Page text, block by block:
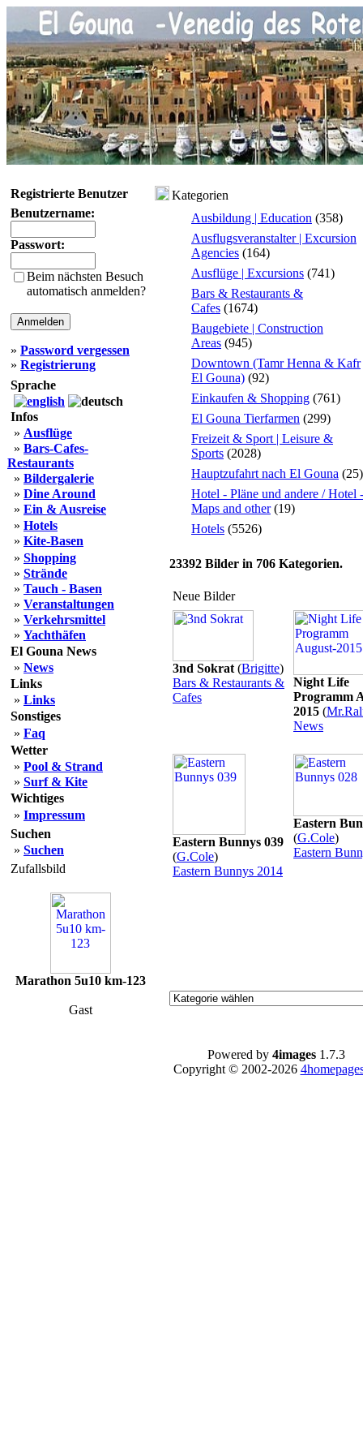
Registrierte Benutzer
Benutzername:
Passwort:
Beim nächsten Besuch
automatisch anmelden?
» Password vergessen
» Registrierung
Sprache
Infos
» Ausflüge
» Bars-Cafes-
Restaurants
» Bildergalerie
» Dine Around
» Ein & Ausreise
» Hotels
» Kite-Basen
» Shopping
» Strände
» Tauch - Basen
» Veranstaltungen
» Verkehrsmittel
» Yachthäfen
El Gouna News
» News
Links
» Links
Sonstiges
» Faq
Wetter
» Pool & Strand
» Surf & Kite
Wichtiges
» Impressum
Suchen
» Suchen
Zufallsbild
Marathon 5u10 km-123
Gast
Kategorien
Ausbildung | Education (358)
Ausflugsveranstalter | Excursion
Agencies (164)
Ausflüge | Excursions (741)
Bars & Restaurants &
Cafes (1674)
Baugebiete | Construction
Areas (945)
Downtown (Tamr Henna & Kafr
El Gouna) (92)
Einkaufen & Shopping (761)
El Gouna Tierfarmen (299)
Freizeit & Sport | Leisure &
Sports (2028)
Hauptzufahrt nach El Gouna (25)
Hotel - Pläne und andere / Hotel -
Maps and other(19)
Hotels (5526)
23392 Bilder in 706 Kategorien.
Neue Bilder
3nd Sokrat (Brigitte)
Bars & Restaurants &
Cafes
Night Life
Programm
2015 (
News
Eastern Bunnys 039
(G.Cole)
Eastern Bunnys 2014
Eastern
(G.Cole)
Eastern
Powered by 4images 1.7.3
Copyright © 2002-2026